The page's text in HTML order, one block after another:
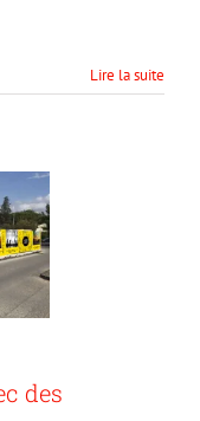
Lire la suite
des